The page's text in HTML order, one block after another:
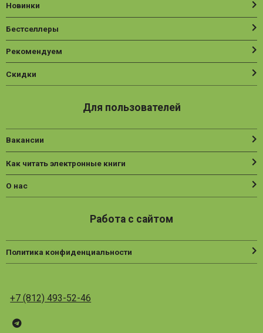
Новинки
Бестселлеры
Рекомендуем
Скидки
Для пользователей
Вакансии
Как читать электронные книги
О нас
Работа с сайтом
Политика конфиденциальности
+7 (812) 493-52-46
Telegram